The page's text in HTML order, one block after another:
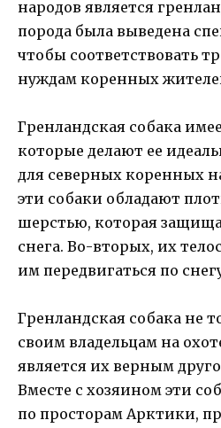
народов является
порода была выведена
чтобы соответствовать
нуждам коренных
Гренландская собака
которые делают ее
для северных коренных
эти собаки обладают
шерстью, которая
снега. Во-вторых, их
им передвигаться по
Гренландская собака не
своим владельцам на
является их верным
Вместе с хозяином эти
по просторам Арктики,